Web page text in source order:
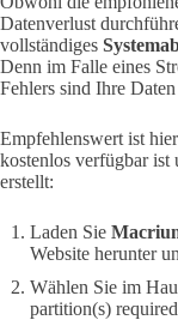
Datenverlust
vollständiges
Denn im Falle eines
Fehlers sind Ihre
Empfehlenswert ist
kostenlos verfügbar ist
erstellt:
Laden Sie
Website herunter
Wählen Sie im
partition(s)